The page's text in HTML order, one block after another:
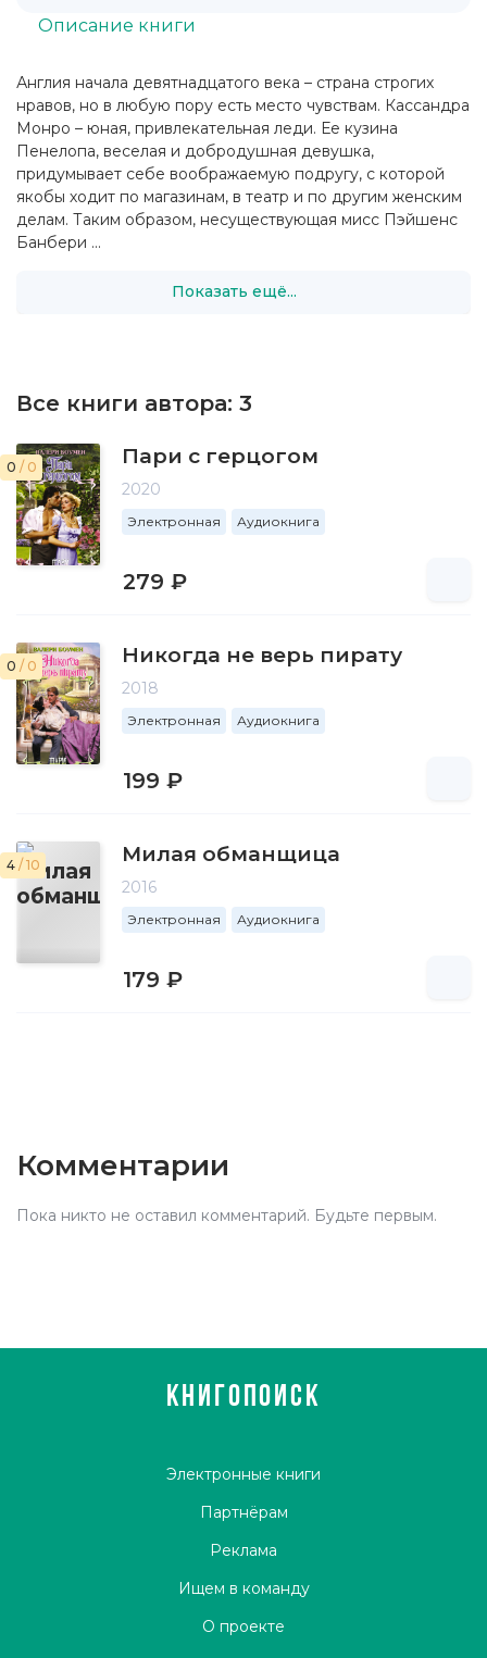
Англия начала девятнадцатого века – страна строгих
нравов, но в любую пору есть место чувствам. Кассандра
Монро – юная, привлекательная леди. Ее кузина
Пенелопа, веселая и добродушная девушка,
придумывает себе воображаемую подругу, с которой
якобы ходит по магазинам, в театр и по другим женским
делам. Таким образом, несуществующая мисс Пэйшенс
Банбери ...
Показать ещё...
Описание книги
Все книги автора: 3
0 / 0 Пари с герцогом
2020
Электронная Аудиокнига
279 ₽
0 / 0 Никогда не верь пирату
2018
Электронная Аудиокнига
199 ₽
4 / 10 Милая обманщица
2016
Электронная Аудиокнига
179 ₽
Комментарии
Пока никто не оставил комментарий. Будьте первым.
КНИГОПОИСК
Электронные книги
Партнёрам
Реклама
Ищем в команду
О проекте